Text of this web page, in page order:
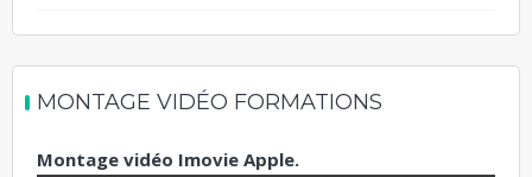
MONTAGE VIDÉO FORMATIONS
Montage vidéo Imovie Apple.